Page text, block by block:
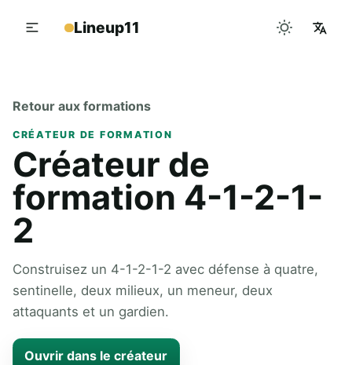
Lineup11
Retour aux formations
CRÉATEUR DE FORMATION
Créateur de
formation 4-1-2-1-
2
Construisez un 4-1-2-1-2 avec défense à quatre,
sentinelle, deux milieux, un meneur, deux
attaquants et un gardien.
Ouvrir dans le créateur